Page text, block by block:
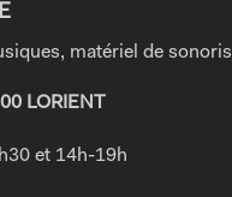
matériel de
LORIENT
et 14h-19h